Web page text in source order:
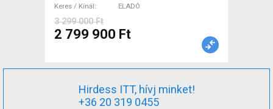
Keres / Kínál
ELADÓ
3 299 000 Ft
2 799 900 Ft
Hirdess ITT, hívj minket!
+36 20 319 0455